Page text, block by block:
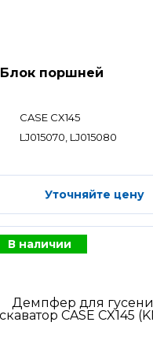
Блок поршней
CASE CX145
LJ015070, LJ015080
Уточняйте цену
В наличии